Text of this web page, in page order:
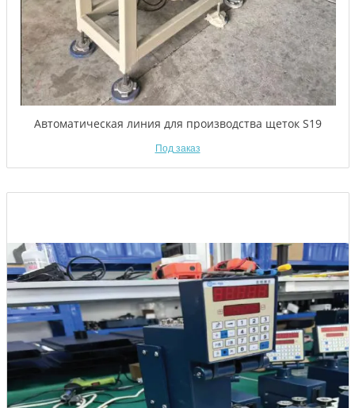
Автоматическая линия для производства щеток S19
Под заказ